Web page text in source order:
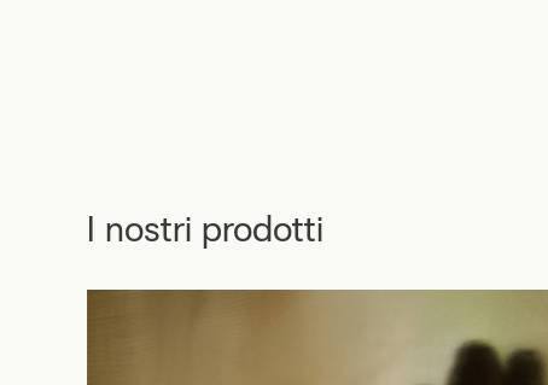
I nostri prodotti